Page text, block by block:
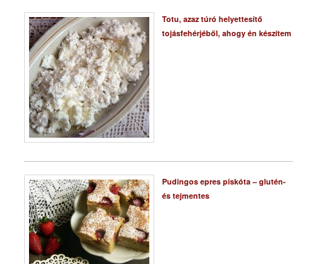
Totu, azaz túró helyettesítő
tojásfehérjéből, ahogy én készítem
Pudingos epres piskóta – glutén-
és tejmentes